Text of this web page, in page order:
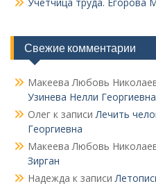
Учетчица труда. Его­рова
Свежие комментарии
Макеева Любовь
Узинева Нелли Георгиевна
Олег к записиЛечить
Георгиевна
Макеева Любовь
Зирган
Надежда к записи